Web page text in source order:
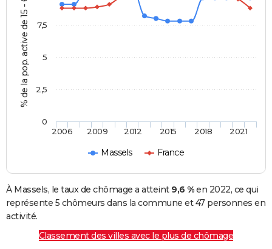
% de la pop. active de 15 - 64 ans
Massels France
2006 2009 2012 2015 2018 2021
0
2,5
5
7,5
À Massels, le taux de chômage a atteint 9,6 %en 2022, ce qui
représente 5 chômeurs dans la commune et 47 personnes en
activité.
Classement des villes avec le plus de chômage